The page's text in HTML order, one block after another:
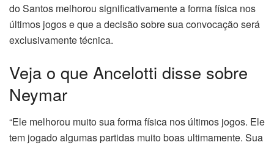
do Santos melhorou significativamente a forma física nos
últimos jogos e que a decisão sobre sua convocação será
exclusivamente técnica.
Veja o que Ancelotti disse sobre
Neymar
“Ele melhorou muito sua forma física nos últimos jogos. Ele
tem jogado algumas partidas muito boas ultimamente. Sua